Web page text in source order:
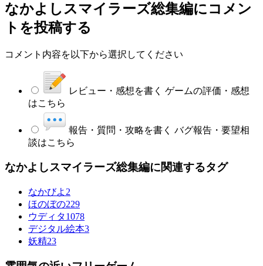
なかよしスマイラーズ総集編にコメン
トを投稿する
コメント内容を以下から選択してください
レビュー・感想を書く ゲームの評価・感想
はこちら
報告・質問・攻略を書く バグ報告・要望相
談はこちら
なかよしスマイラーズ総集編に関連するタグ
なかびよ 2
ほのぼの229
ウディタ1078
デジタル絵本3
妖精23